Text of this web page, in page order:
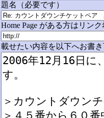
題名（必要です）
Home Page がある方はリン
載せたい内容を以下へお書